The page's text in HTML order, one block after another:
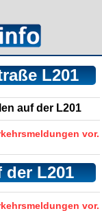
L201
auf der L201
vor.
L201
vor.